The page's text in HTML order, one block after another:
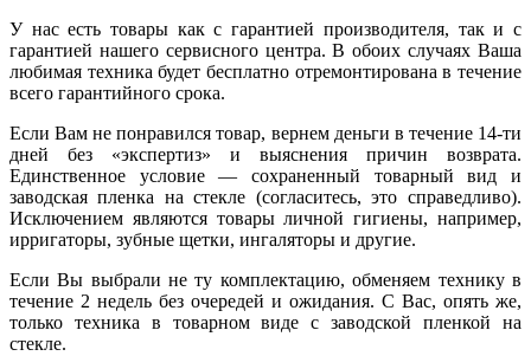
У нас есть товары как с гарантией производителя, так и с
гарантией нашего сервисного центра. В обоих случаях Ваша
любимая техника будет бесплатно отремонтирована в течение
всего гарантийного срока.
Если Вам не понравился товар, вернем деньги в течение 14-ти
дней без «экспертиз» и выяснения причин возврата.
Единственное условие — сохраненный товарный вид и
заводская пленка на стекле (согласитесь, это справедливо).
Исключением являются товары личной гигиены, например,
ирригаторы, зубные щетки, ингаляторы и другие.
Если Вы выбрали не ту комплектацию, обменяем технику в
течение 2 недель без очередей и ожидания. С Вас, опять же,
только техника в товарном виде с заводской пленкой на
стекле.